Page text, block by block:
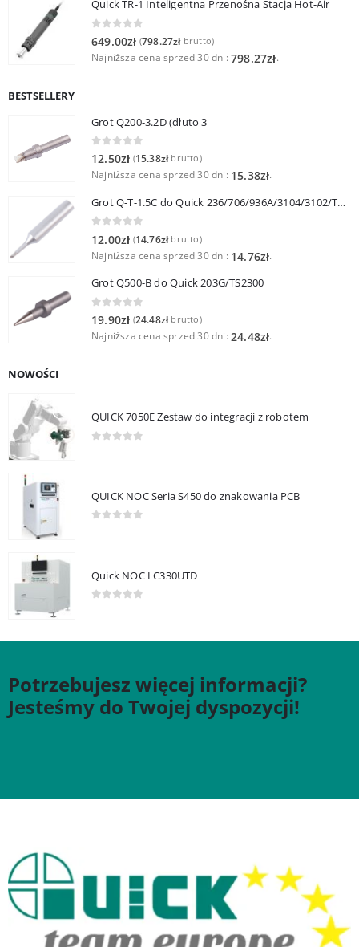
Quick TR-1 Inteligentna Przenośna Stacja Hot-Air
649.00zł (798.27złbrutto)
Najniższa cena sprzed 30 dni: 798.27zł.
BESTSELLERY
Grot Q200-3.2D (dłuto 3
0out of 5
12.50zł (15.38złbrutto)
Najniższa cena sprzed 30 dni: 15.38zł.
Grot Q-T-1.5C do Quick 236/706/936A/3104/3102/TS1100
12.00zł (14.76złbrutto)
Najniższa cena sprzed 30 dni: 14.76zł.
Grot Q500-B do Quick 203G/TS2300
0out of 5
19.90zł (24.48złbrutto)
Najniższa cena sprzed 30 dni: 24.48zł.
NOWOŚCI
QUICK 7050E Zestaw do integracji z robotem
QUICK NOC Seria S450 do znakowania PCB
Quick NOC LC330UTD
Potrzebujesz więcej informacji?
Jesteśmy do Twojej dyspozycji!